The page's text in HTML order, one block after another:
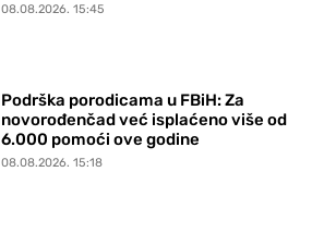
08.08.2026. 15:45
Podrška porodicama u FBiH: Za
novorođenčad već isplaćeno više od
6.000 pomoći ove godine
08.08.2026. 15:18